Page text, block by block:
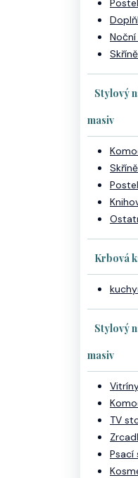
Noční
Stylový
masiv
Krbová
Stylový
masiv
TV
Psací